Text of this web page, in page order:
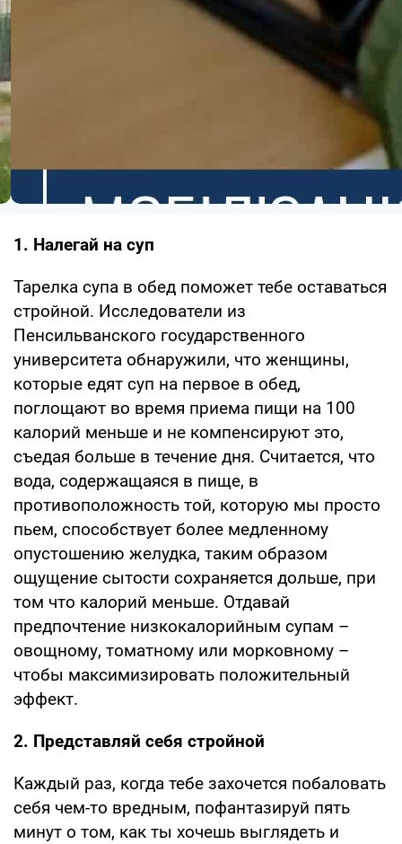
1. Налегай на суп
Тарелка супа в обед поможет тебе оставаться
стройной. Исследователи из
Пенсильванского государственного
университета обнаружили, что женщины,
которые едят суп на первое в обед,
поглощают во время приема пищи на 100
калорий меньше и не компенсируют это,
съедая больше в течение дня. Считается, что
вода, содержащаяся в пище, в
противоположность той, которую мы просто
пьем, способствует более медленному
опустошению желудка, таким образом
ощущение сытости сохраняется дольше, при
том что калорий меньше. Отдавай
предпочтение низкокалорийным супам –
овощному, томатному или морковному –
чтобы максимизировать положительный
эффект.
2. Представляй себя стройной
Каждый раз, когда тебе захочется побаловать
себя чем-то вредным, пофантазируй пять
минут о том, как ты хочешь выглядеть и